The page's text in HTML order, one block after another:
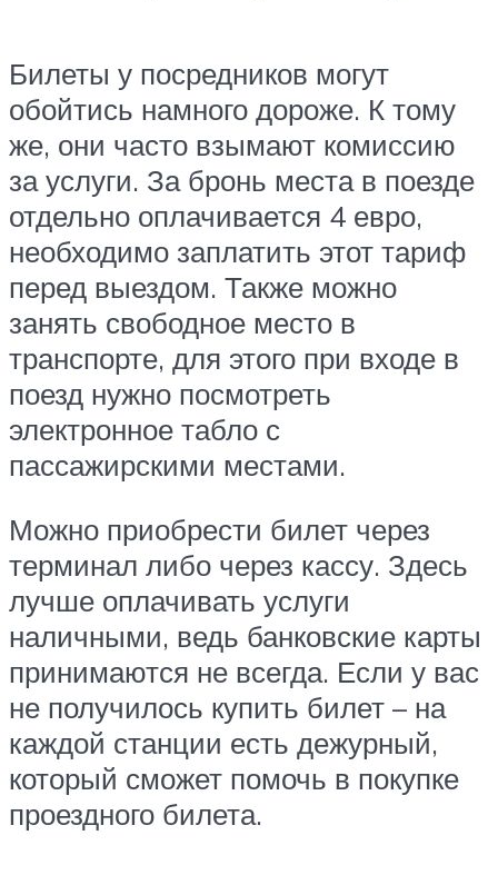
Билеты у посредников могут
обойтись намного дороже. К тому
же, они часто взымают комиссию
за услуги. За бронь места в поезде
отдельно оплачивается 4 евро,
необходимо заплатить этот тариф
перед выездом. Также можно
занять свободное место в
транспорте, для этого при входе в
поезд нужно посмотреть
электронное табло с
пассажирскими местами.
Можно приобрести билет через
терминал либо через кассу. Здесь
лучше оплачивать услуги
наличными, ведь банковские карты
принимаются не всегда. Если у вас
не получилось купить билет – на
каждой станции есть дежурный,
который сможет помочь в покупке
проездного билета.